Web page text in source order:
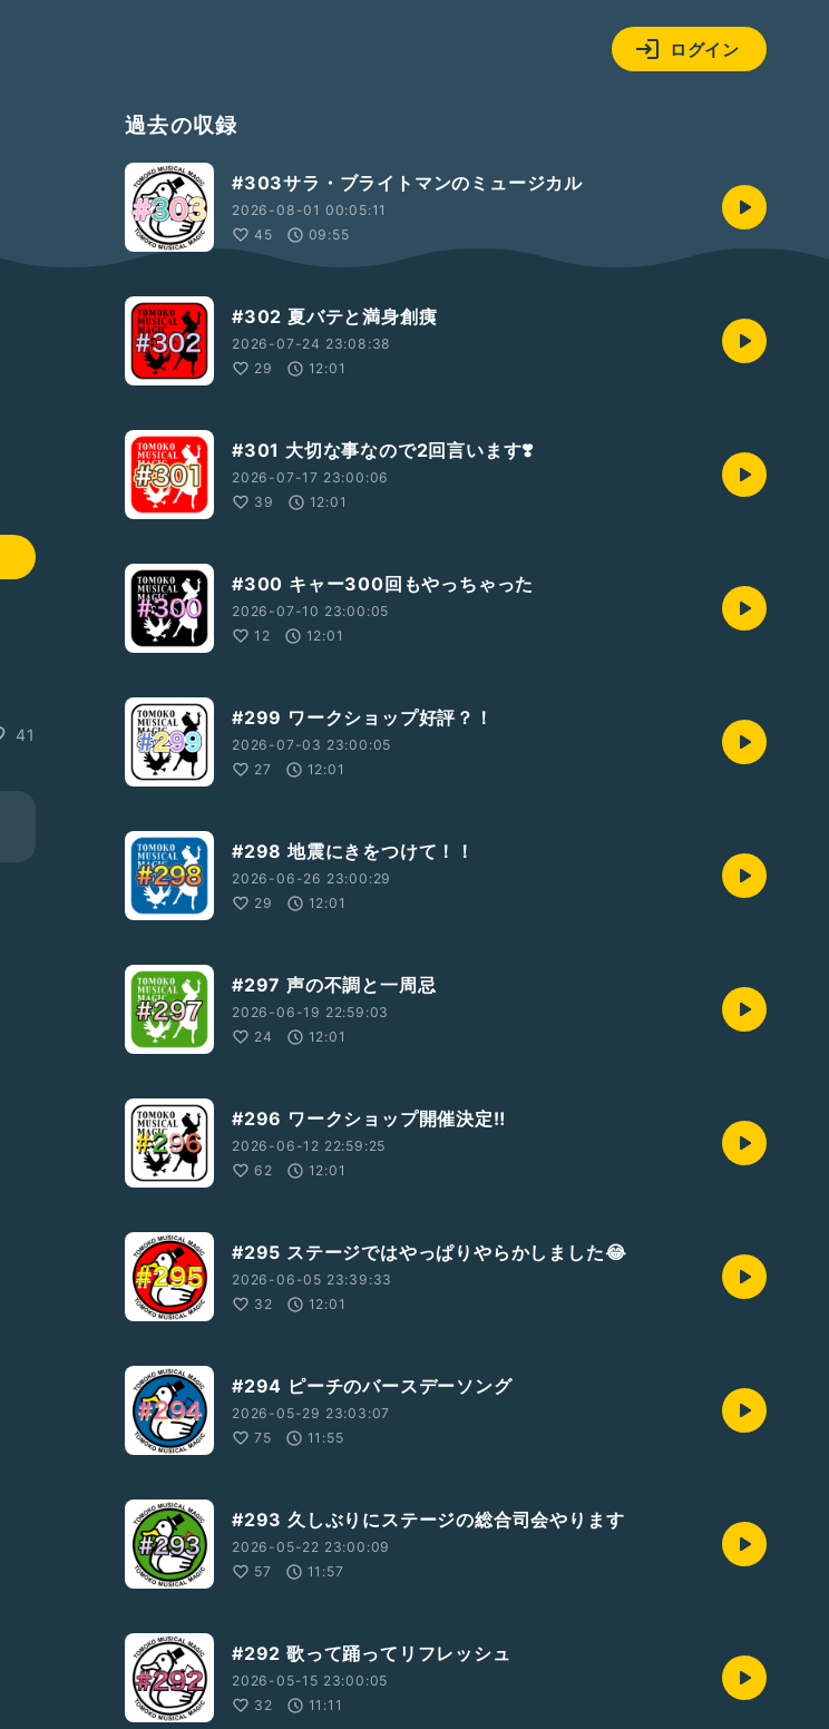
ログイン
41
過去の収録
#303サラ・ブライトマンのミュージカル
2026-08-01 00:05:11
45
09:55
#302 夏バテと満身創痍
2026-07-24 23:08:38
29
12:01
#301 大切な事なので2回言います❣️
2026-07-17 23:00:06
39
12:01
#300 キャー300回もやっちゃった
2026-07-10 23:00:05
12
12:01
#299 ワークショップ好評？！
2026-07-03 23:00:05
27
12:01
#298 地震にきをつけて！！
2026-06-26 23:00:29
29
12:01
#297 声の不調と一周忌
2026-06-19 22:59:03
24
12:01
#296 ワークショップ開催決定‼️
2026-06-12 22:59:25
62
12:01
#295 ステージではやっぱりやらかしました😂
2026-06-05 23:39:33
32
12:01
#294 ピーチのバースデーソング
2026-05-29 23:03:07
75
11:55
#293 久しぶりにステージの総合司会やります
2026-05-22 23:00:09
57
11:57
#292 歌って踊ってリフレッシュ
2026-05-15 23:00:05
32
11:11